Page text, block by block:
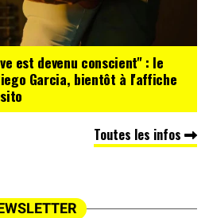
est devenu conscient" : le
Garcia, bientôt à l'affiche
Toutes les infos